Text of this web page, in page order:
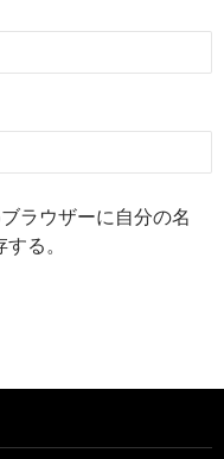
ラウザーに自分の名
る。